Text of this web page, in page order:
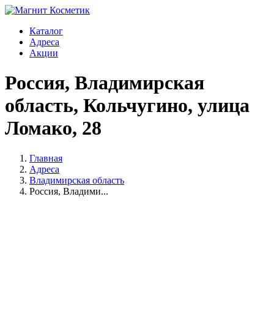
Каталог
Адреса
Акции
Россия, Владимирская
область, Кольчугино, улица
Ломако, 28
Главная
Адреса
Владимирская область
Россия, Владими...